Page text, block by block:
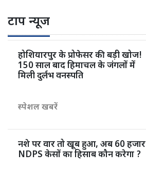
टाप न्यूज
होशियारपुर के प्रोफेसर की बड़ी खोज!
150 साल बाद हिमाचल के जंगलों में
मिली दुर्लभ वनस्पति
स्पेशल खबरें
नशे पर वार तो खूब हुआ, अब 60 हजार
NDPS केसों का हिसाब कौन करेगा ?